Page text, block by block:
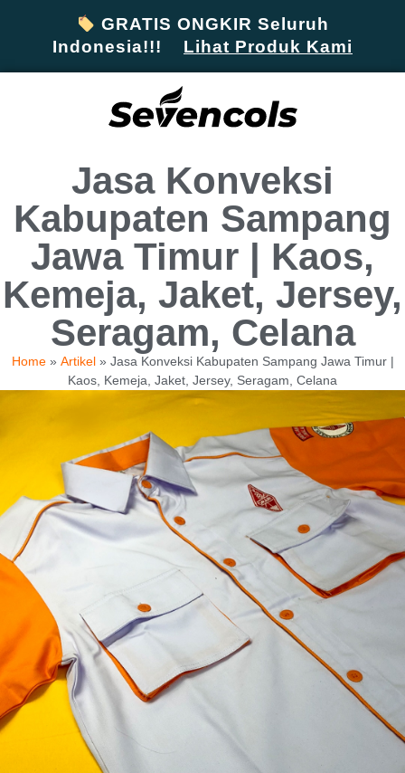
GRATIS ONGKIR Seluruh
Indonesia!!! Lihat Produk Kami
Jasa Konveksi
Kabupaten Sampang
Jawa Timur | Kaos,
Kemeja, Jaket, Jersey,
Seragam, Celana
Home» Artikel» Jasa Konveksi Kabupaten Sampang Jawa Timur |
Kaos, Kemeja, Jaket, Jersey, Seragam, Celana